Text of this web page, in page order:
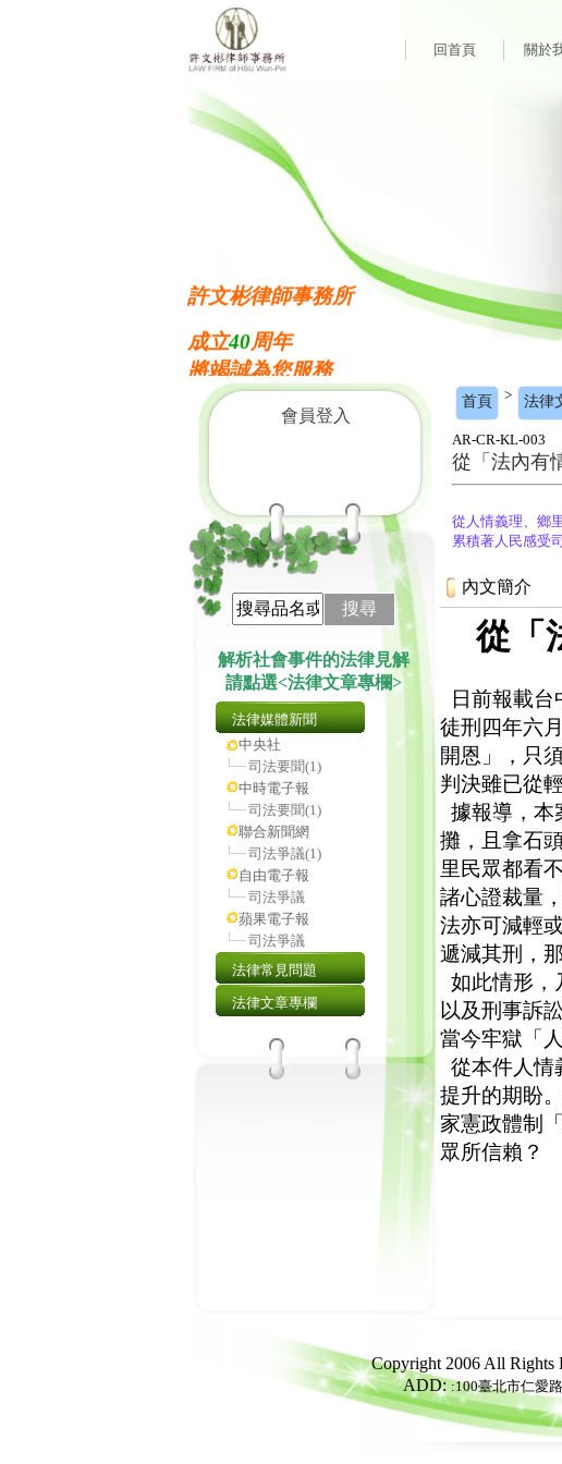
回首頁 關於
許文彬律師事務所
成立40 周年
將竭誠為您服務
歡迎蒞臨
會員登入
搜尋
解析社會事件的法律見解
請點選<法律文章專欄>
法律媒體新聞
中央社
司法要聞(1)
中時電子報
司法要聞(1)
聯合新聞網
司法爭議(1)
自由電子報
司法爭議
蘋果電子報
司法爭議
法律常見問題
法律文章專欄
首頁 > 法律
AR-CR-KL-003
從「法內有
從人情義理、鄉
累積著人民感受
內文簡介
從「
日前報載台
徒刑四年六
開恩」，只
判決雖已從
據報導，本
攤，且拿石
里民眾都看
諸心證裁量
法亦可減輕
遞減其刑，
如此情形，
以及刑事訴
當今牢獄「
從本件人情
提升的期盼
家憲政體制
眾所信賴？
Copyright 2006 All Rights
ADD::100臺北市仁愛